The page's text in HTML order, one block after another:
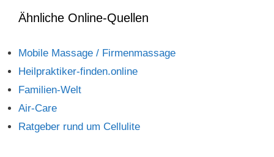
Ähnliche Online-Quellen
Mobile Massage / Firmenmassage
Heilpraktiker-finden.online
Familien-Welt
Air-Care
Ratgeber rund um Cellulite